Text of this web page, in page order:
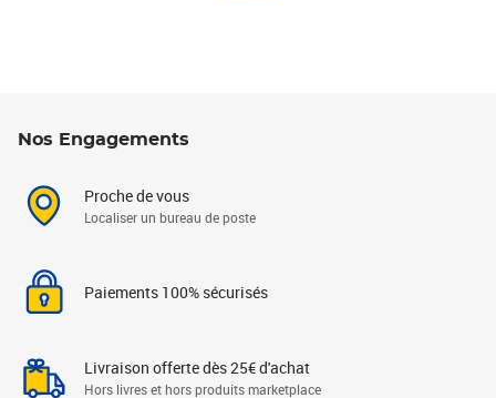
Nos Engagements
Proche de vous
Localiser un bureau de poste
Paiements 100% sécurisés
Livraison offerte dès 25€ d'achat
Hors livres et hors produits marketplace